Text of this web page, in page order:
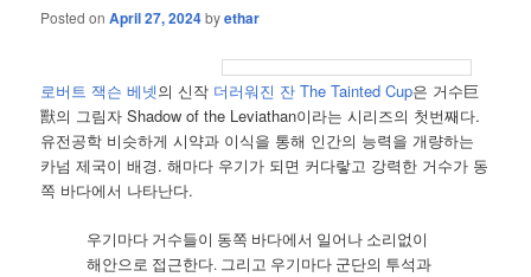
Posted onApril 27, 2024byethar
로버트 잭슨 베넷의 신작 더러워진 잔 The Tainted Cup은 거수巨
獸의 그림자 Shadow of the Leviathan이라는 시리즈의 첫번째다.
유전공학 비슷하게 시약과 이식을 통해 인간의 능력을 개량하는
카넘 제국이 배경. 해마다 우기가 되면 커다랗고 강력한 거수가 동
쪽 바다에서 나타난다.
우기마다 거수들이 동쪽 바다에서 일어나 소리없이
해안으로 접근한다. 그리고 우기마다 군단의 투석과